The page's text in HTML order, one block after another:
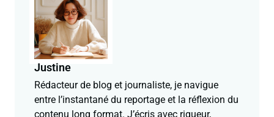
Justine
Rédacteur de blog et journaliste, je navigue
entre l’instantané du reportage et la réflexion du
contenu long format. J’écris avec rigueur,